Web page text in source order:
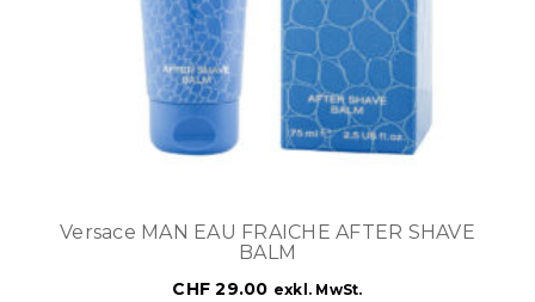
Versace MAN EAU FRAICHE AFTER SHAVE
BALM
CHF 29.00 exkl. MwSt.